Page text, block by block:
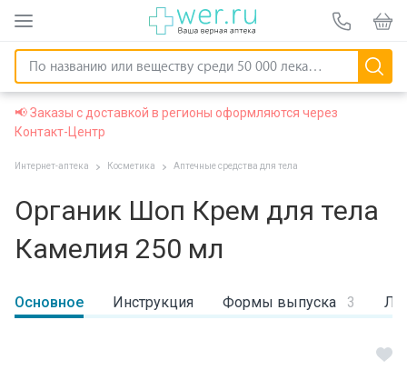
📢 Заказы с доставкой в регионы оформляются через
Контакт-Центр
Интернет-аптека Косметика Аптечные средства для тела
Органик Шоп Крем для тела
Камелия 250 мл
Основное Инструкция Формы выпуска 3